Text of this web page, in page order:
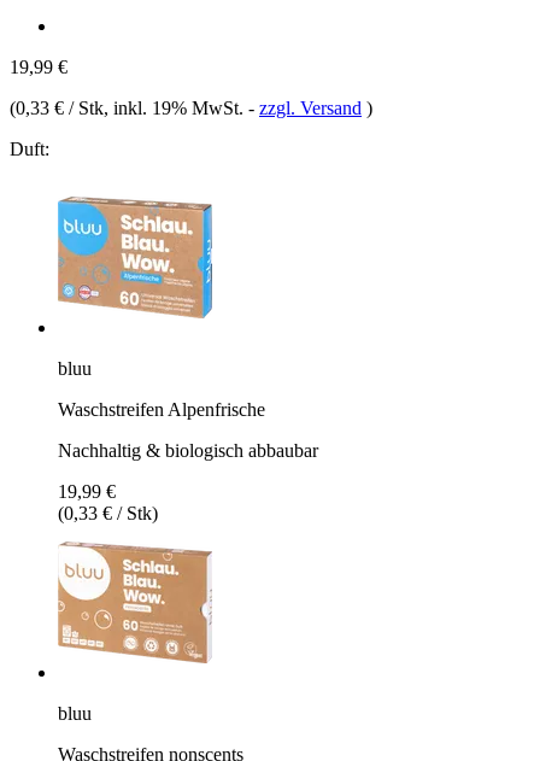
19,99 €
(0,33 € / Stk, inkl. 19% MwSt. - zzgl. Versand )
Duft:
bluu
Waschstreifen Alpenfrische
Nachhaltig & biologisch abbaubar
19,99 €
(0,33 € / Stk)
bluu
Waschstreifen nonscents